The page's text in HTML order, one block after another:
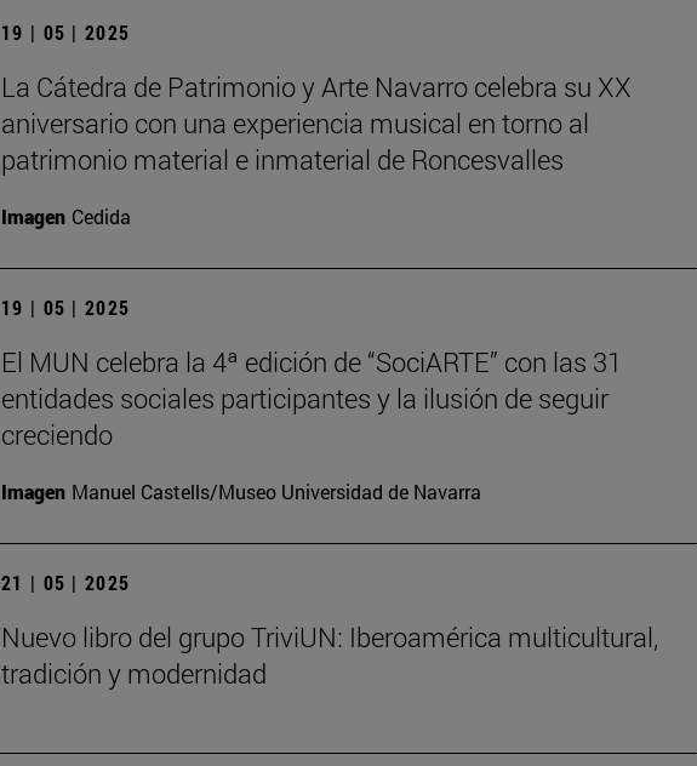
19 | 05 | 2025
La Cátedra de Patrimonio y Arte Navarro celebra su XX
aniversario con una experiencia musical en torno al
patrimonio material e inmaterial de Roncesvalles
Imagen Cedida
19 | 05 | 2025
El MUN celebra la 4ª edición de “SociARTE” con las 31
entidades sociales participantes y la ilusión de seguir
creciendo
Imagen Manuel Castells/Museo Universidad de Navarra
21 | 05 | 2025
Nuevo libro del grupo TriviUN: Iberoamérica multicultural,
tradición y modernidad